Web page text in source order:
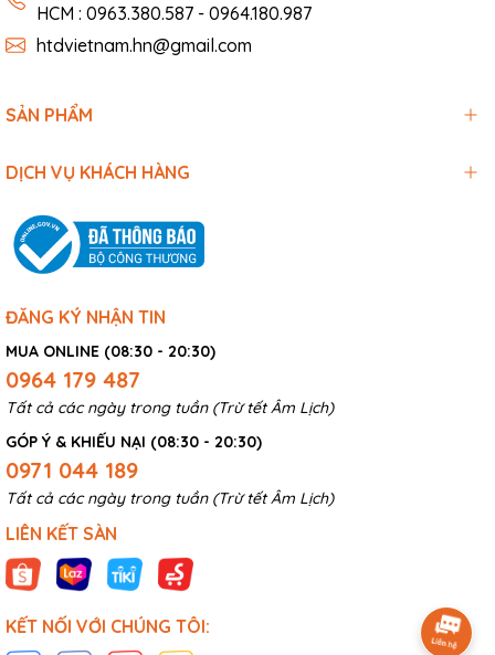
HCM : 0963.380.587 - 0964.180.987
htdvietnam.hn@gmail.com
SẢN PHẨM
DỊCH VỤ KHÁCH HÀNG
ĐĂNG KÝ NHẬN TIN
MUA ONLINE (08:30 - 20:30)
0964 179 487
Tất cả các ngày trong tuần (Trừ tết Âm Lịch)
GÓP Ý & KHIẾU NẠI (08:30 - 20:30)
0971 044 189
Tất cả các ngày trong tuần (Trừ tết Âm Lịch)
LIÊN KẾT SÀN
KẾT NỐI VỚI CHÚNG TÔI: